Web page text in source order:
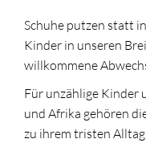
Schuhe putzen statt
Kinder in unseren
willkommene
Für unzählige Kinder
und Afrika gehören
zu ihrem tristen